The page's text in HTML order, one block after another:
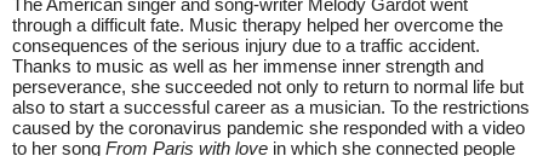
The American singer and song-writer Melody Gardot went
through a difficult fate. Music therapy helped her overcome the
consequences of the serious injury due to a traffic accident.
Thanks to music as well as her immense inner strength and
perseverance, she succeeded not only to return to normal life but
also to start a successful career as a musician. To the restrictions
caused by the coronavirus pandemic she responded with a video
to her song From Paris with love in which she connected people